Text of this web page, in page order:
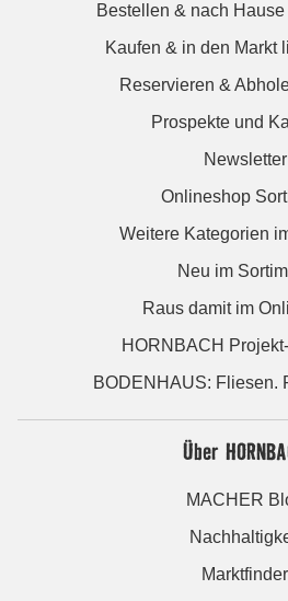
Bestellen & nach
Kaufen & in den Markt
Reservieren &
Prospekte und
Newsletter
Onlineshop
Weitere Kategorien
Neu im
Raus damit im
HORNBACH
BODENHAUS: Fliesen.
Über
MACHER
Marktfinder